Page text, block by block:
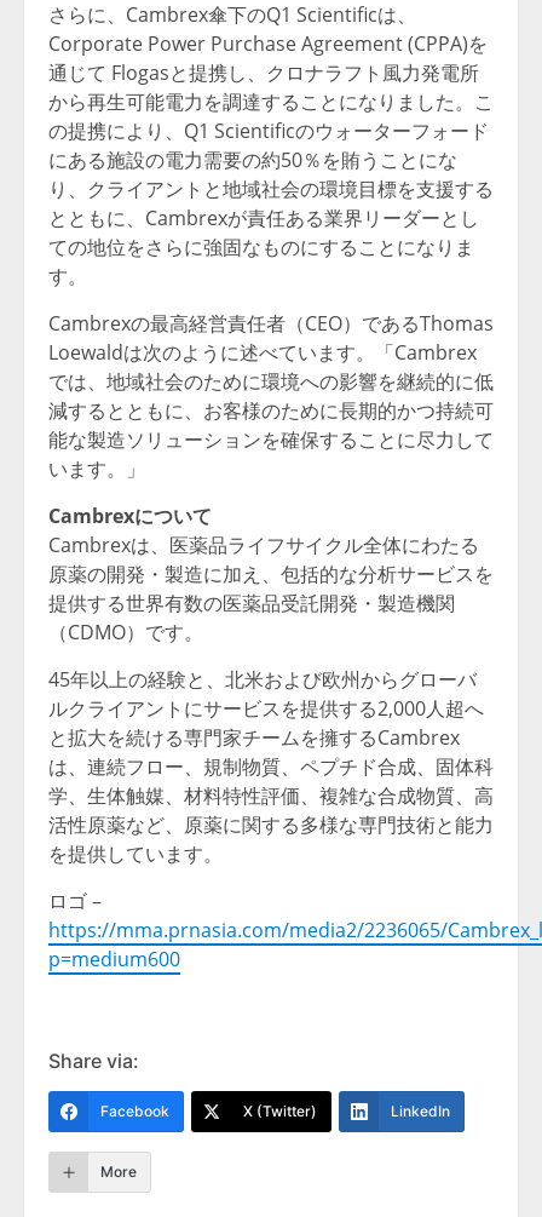
さらに、Cambrex傘下のQ1 Scientificは、
Corporate Power Purchase Agreement (CPPA)を
通じて Flogasと提携し、クロナラフト風力発電所
から再生可能電力を調達することになりました。こ
の提携により、Q1 Scientificのウォーターフォード
にある施設の電力需要の約50％を賄うことにな
り、クライアントと地域社会の環境目標を支援する
とともに、Cambrexが責任ある業界リーダーとし
ての地位をさらに強固なものにすることになりま
す。
Cambrexの最高経営責任者（CEO）であるThomas
Loewaldは次のように述べています。「Cambrex
では、地域社会のために環境への影響を継続的に低
減するとともに、お客様のために長期的かつ持続可
能な製造ソリューションを確保することに尽力して
います。」
Cambrexについて
Cambrexは、医薬品ライフサイクル全体にわたる
原薬の開発・製造に加え、包括的な分析サービスを
提供する世界有数の医薬品受託開発・製造機関
（CDMO）です。
45年以上の経験と、北米および欧州からグローバ
ルクライアントにサービスを提供する2,000人超へ
と拡大を続ける専門家チームを擁するCambrex
は、連続フロー、規制物質、ペプチド合成、固体科
学、生体触媒、材料特性評価、複雑な合成物質、高
活性原薬など、原薬に関する多様な専門技術と能力
を提供しています。
ロゴ –
https://mma.prnasia.com/media2/2236065/
p=medium600
Share via:
Facebook X (Twitter) LinkedIn
More